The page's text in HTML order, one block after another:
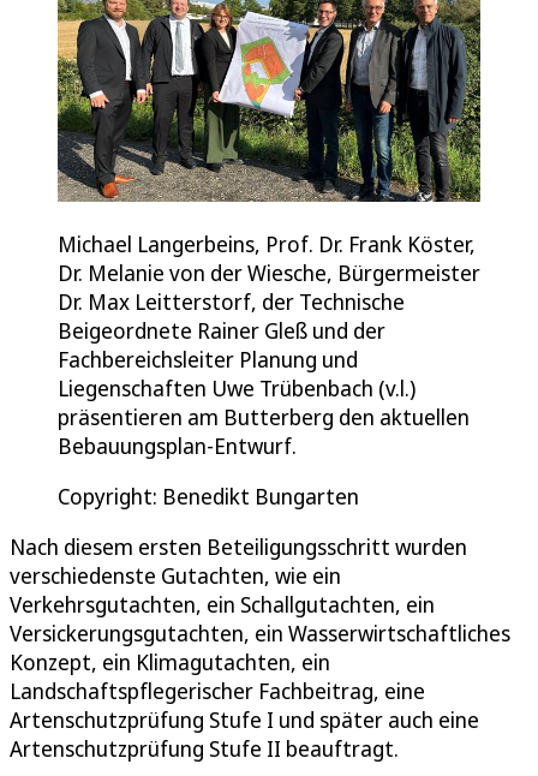
Michael Langerbeins, Prof. Dr. Frank Köster,
Dr. Melanie von der Wiesche, Bürgermeister
Dr. Max Leitterstorf, der Technische
Beigeordnete Rainer Gleß und der
Fachbereichsleiter Planung und
Liegenschaften Uwe Trübenbach (v.l.)
präsentieren am Butterberg den aktuellen
Bebauungsplan-Entwurf.
Copyright: Benedikt Bungarten
Nach diesem ersten Beteiligungsschritt wurden
verschiedenste Gutachten, wie ein
Verkehrsgutachten, ein Schallgutachten, ein
Versickerungsgutachten, ein Wasserwirtschaftliches
Konzept, ein Klimagutachten, ein
Landschaftspflegerischer Fachbeitrag, eine
Artenschutzprüfung Stufe I und später auch eine
Artenschutzprüfung Stufe II beauftragt.